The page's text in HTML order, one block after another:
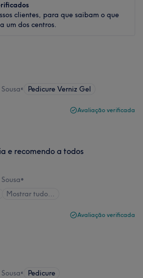
clientes, para que saibam o que
um dos centros.
• Pedicure Verniz Gel
Avaliação verificada
e recomendo a todos
•
Mostrar tudo…
Avaliação verificada
• Pedicure